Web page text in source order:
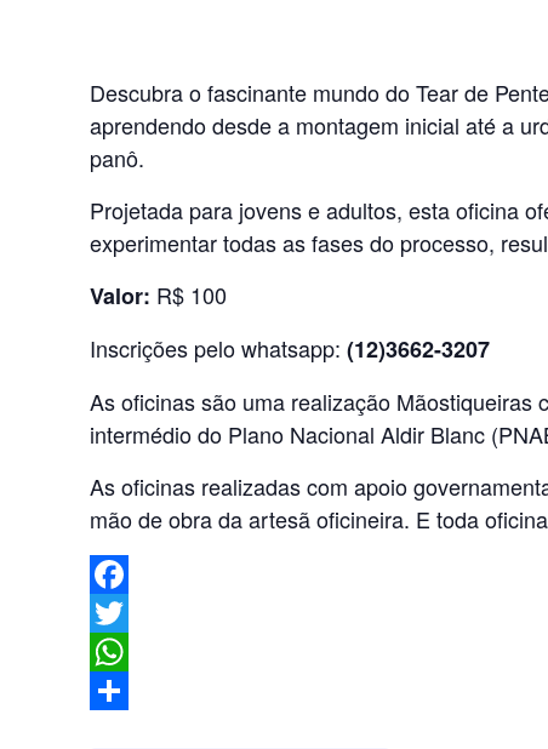
Descubra o fascinante mundo do Tear de
aprendendo desde a montagem inicial até a
panô.
Projetada para jovens e adultos, esta oficina
experimentar todas as fases do processo,
Valor: R$ 100
Inscrições pelo whatsapp:(12)3662-3207
As oficinas são uma realização Mãostiqueiras
intermédio do Plano Nacional Aldir Blanc
As oficinas realizadas com apoio
mão de obra da artesã oficineira. E toda
Facebook
Twitter
WhatsApp